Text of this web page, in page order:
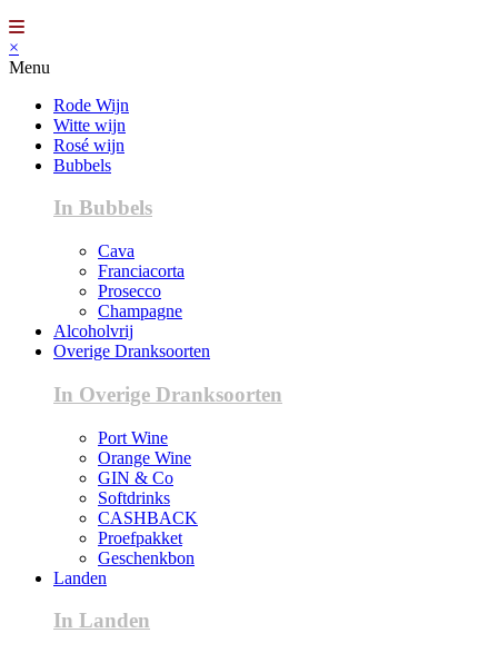
×
Menu
Rode Wijn
Witte wijn
Rosé wijn
Bubbels
In Bubbels
Cava
Franciacorta
Prosecco
Champagne
Alcoholvrij
Overige Dranksoorten
In Overige Dranksoorten
Port Wine
Orange Wine
GIN & Co
Softdrinks
CASHBACK
Proefpakket
Geschenkbon
Landen
In Landen